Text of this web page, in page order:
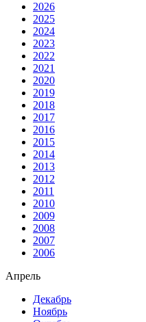
2026
2025
2024
2023
2022
2021
2020
2019
2018
2017
2016
2015
2014
2013
2012
2011
2010
2009
2008
2007
2006
Апрель
Декабрь
Ноябрь